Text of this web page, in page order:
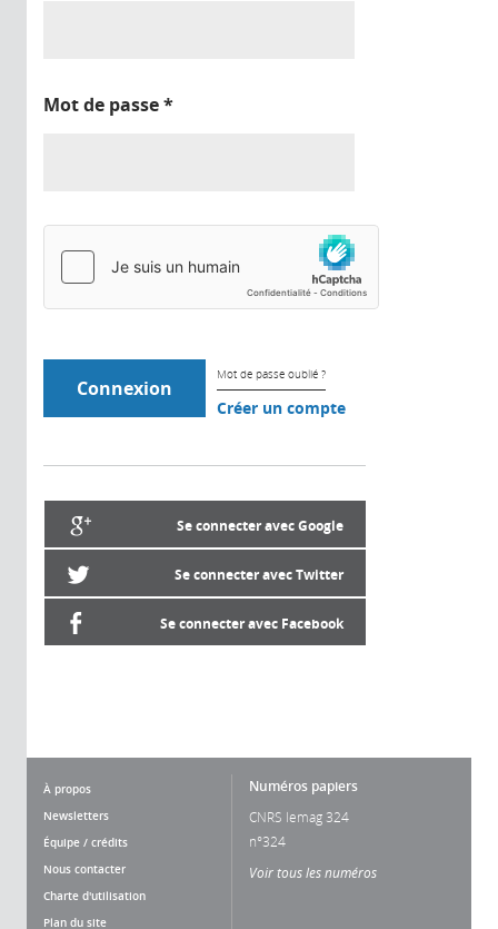
Mot de passe*
Mot de passe oublié ?
Créer un compte
Se connecter avec Google
Se connecter avec Twitter
Se connecter avec Facebook
À propos
Newsletters
Équipe / crédits
Nous contacter
Charte d'utilisation
Plan du site
Numéros papiers
CNRS lemag 324
n°324
Voir tous les numéros